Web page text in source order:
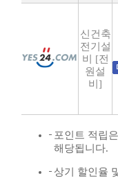
신건축
전기설
비 [전
원설
비]
포인트 적립
해당됩니다.
상기 할인율